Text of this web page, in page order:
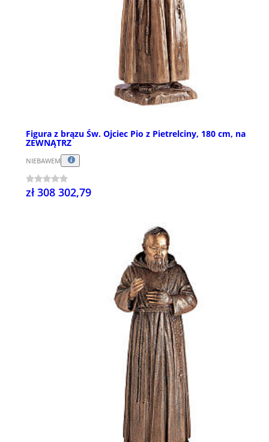
Figura z brązu Św. Ojciec Pio z Pietrelciny, 180 cm, na
ZEWNĄTRZ
NIEBAWEM
zł 308 302,79